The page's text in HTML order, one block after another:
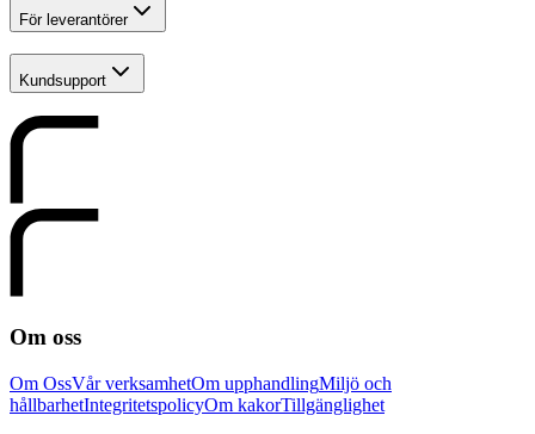
För leverantörer
Kundsupport
Om oss
Om OssVår verksamhetOm upphandlingMiljö och
hållbarhetIntegritetspolicyOm kakorTillgänglighet